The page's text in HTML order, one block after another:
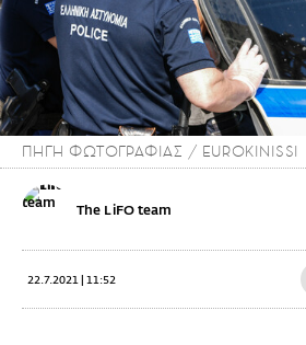
ΠΗΓΗ ΦΩΤΟΓΡΑΦΙΑΣ / EUROKINISSI
The LiFO team
22.7.2021 | 11:52